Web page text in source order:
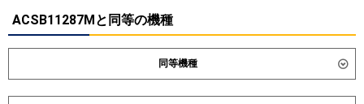
ACSB11287Mと同等の機種
同等機種
ダイキン SZRH112CND SZRH112CD